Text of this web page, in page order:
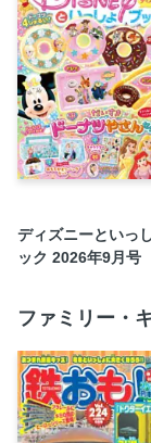
ディズニー あ
こたえ
もくじ
ディズニーといっ
ック 2026年9月号
ファミリー・